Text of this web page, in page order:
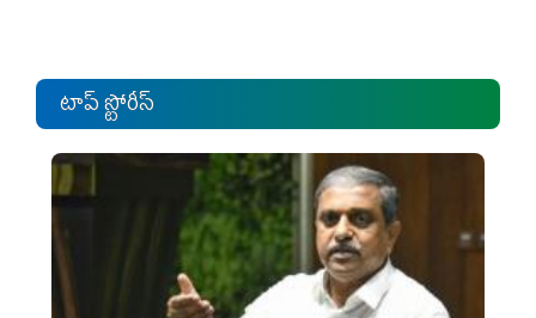
టాప్ స్టోరీస్